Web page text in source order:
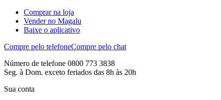
Comprar na loja
Vender no Magalu
Baixe o aplicativo
Compre pelo telefoneCompre pelo chat
Número de telefone 0800 773 3838
Seg. à Dom. exceto feriados das 8h às 20h
Sua conta